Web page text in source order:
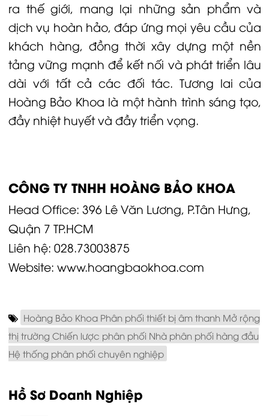
ra thế giới, mang lại những sản phẩm và
dịch vụ hoàn hảo, đáp ứng mọi yêu cầu của
khách hàng, đồng thời xây dựng một nền
tảng vững mạnh để kết nối và phát triển lâu
dài với tất cả các đối tác. Tương lai của
Hoàng Bảo Khoa là một hành trình sáng tạo,
đầy nhiệt huyết và đầy triển vọng.
CÔNG TY TNHH HOÀNG BẢO KHOA
Head Office: 396 Lê Văn Lương, P.Tân Hưng,
Quận 7 TP.HCM
Liên hệ: 028.73003875
Website: www.hoangbaokhoa.com
Hoàng Bảo Khoa Phân phối thiết bị âm thanh Mở rộng
thị trường Chiến lược phân phối Nhà phân phối hàng đầu
Hệ thống phân phối chuyên nghiệp
Hồ Sơ Doanh Nghiệp